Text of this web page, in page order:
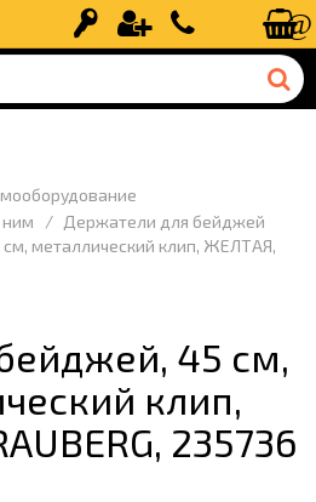
Вход Регистрация+7 (499) 110-
Держатели для бейджей
металлический клип, ЖЕЛТАЯ,
45 см,
клип,
235736